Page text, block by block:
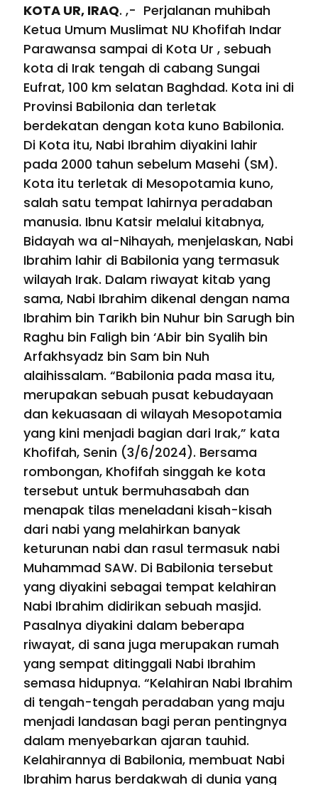
KOTA UR, IRAQ. ,- Perjalanan muhibah
Ketua Umum Muslimat NU Khofifah Indar
Parawansa sampai di Kota Ur , sebuah
kota di Irak tengah di cabang Sungai
Eufrat, 100 km selatan Baghdad. Kota ini di
Provinsi Babilonia dan terletak
berdekatan dengan kota kuno Babilonia.
Di Kota itu, Nabi Ibrahim diyakini lahir
pada 2000 tahun sebelum Masehi (SM).
Kota itu terletak di Mesopotamia kuno,
salah satu tempat lahirnya peradaban
manusia. Ibnu Katsir melalui kitabnya,
Bidayah wa al-Nihayah, menjelaskan, Nabi
Ibrahim lahir di Babilonia yang termasuk
wilayah Irak. Dalam riwayat kitab yang
sama, Nabi Ibrahim dikenal dengan nama
Ibrahim bin Tarikh bin Nuhur bin Sarugh bin
Raghu bin Faligh bin ‘Abir bin Syalih bin
Arfakhsyadz bin Sam bin Nuh
alaihissalam. “Babilonia pada masa itu,
merupakan sebuah pusat kebudayaan
dan kekuasaan di wilayah Mesopotamia
yang kini menjadi bagian dari Irak,” kata
Khofifah, Senin (3/6/2024). Bersama
rombongan, Khofifah singgah ke kota
tersebut untuk bermuhasabah dan
menapak tilas meneladani kisah-kisah
dari nabi yang melahirkan banyak
keturunan nabi dan rasul termasuk nabi
Muhammad SAW. Di Babilonia tersebut
yang diyakini sebagai tempat kelahiran
Nabi Ibrahim didirikan sebuah masjid.
Pasalnya diyakini dalam beberapa
riwayat, di sana juga merupakan rumah
yang sempat ditinggali Nabi Ibrahim
semasa hidupnya. “Kelahiran Nabi Ibrahim
di tengah-tengah peradaban yang maju
menjadi landasan bagi peran pentingnya
dalam menyebarkan ajaran tauhid.
Kelahirannya di Babilonia, membuat Nabi
Ibrahim harus berdakwah di dunia yang